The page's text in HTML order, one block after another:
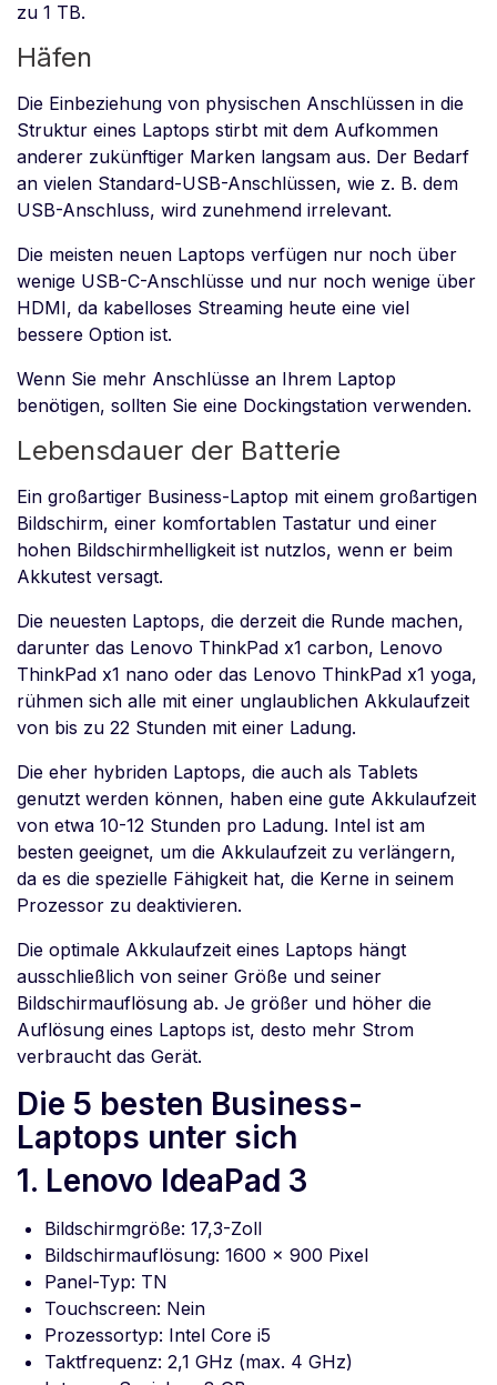
zu 1 TB.
Häfen
Die Einbeziehung von physischen Anschlüssen in die
Struktur eines Laptops stirbt mit dem Aufkommen
anderer zukünftiger Marken langsam aus. Der Bedarf
an vielen Standard-USB-Anschlüssen, wie z. B. dem
USB-Anschluss, wird zunehmend irrelevant.
Die meisten neuen Laptops verfügen nur noch über
wenige USB-C-Anschlüsse und nur noch wenige über
HDMI, da kabelloses Streaming heute eine viel
bessere Option ist.
Wenn Sie mehr Anschlüsse an Ihrem Laptop
benötigen, sollten Sie eine Dockingstation verwenden.
Lebensdauer der Batterie
Ein großartiger Business-Laptop mit einem großartigen
Bildschirm, einer komfortablen Tastatur und einer
hohen Bildschirmhelligkeit ist nutzlos, wenn er beim
Akkutest versagt.
Die neuesten Laptops, die derzeit die Runde machen,
darunter das Lenovo ThinkPad x1 carbon, Lenovo
ThinkPad x1 nano oder das Lenovo ThinkPad x1 yoga,
rühmen sich alle mit einer unglaublichen Akkulaufzeit
von bis zu 22 Stunden mit einer Ladung.
Die eher hybriden Laptops, die auch als Tablets
genutzt werden können, haben eine gute Akkulaufzeit
von etwa 10-12 Stunden pro Ladung. Intel ist am
besten geeignet, um die Akkulaufzeit zu verlängern,
da es die spezielle Fähigkeit hat, die Kerne in seinem
Prozessor zu deaktivieren.
Die optimale Akkulaufzeit eines Laptops hängt
ausschließlich von seiner Größe und seiner
Bildschirmauflösung ab. Je größer und höher die
Auflösung eines Laptops ist, desto mehr Strom
verbraucht das Gerät.
Die 5 besten Business-
Laptops unter sich
1. Lenovo IdeaPad 3
Bildschirmgröße: 17,3-Zoll
Bildschirmauflösung: 1600 x 900 Pixel
Panel-Typ: TN
Touchscreen: Nein
Prozessortyp: Intel Core i5
Taktfrequenz: 2,1 GHz (max. 4 GHz)